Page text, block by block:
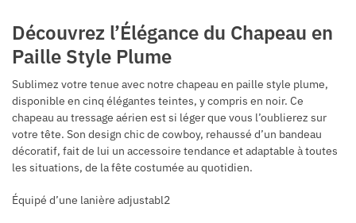
Découvrez l’Élégance du Chapeau en
Paille Style Plume
Sublimez votre tenue avec notre chapeau en paille style plume,
disponible en cinq élégantes teintes, y compris en noir. Ce
chapeau au tressage aérien est si léger que vous l’oublierez sur
votre tête. Son design chic de cowboy, rehaussé d’un bandeau
décoratif, fait de lui un accessoire tendance et adaptable à toutes
les situations, de la fête costumée au quotidien.
Équipé d’une lanière adjustabl2